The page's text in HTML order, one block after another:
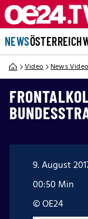
NEWSÖSTERREICH
Video News Video
9. August
00:50 Min
© OE24